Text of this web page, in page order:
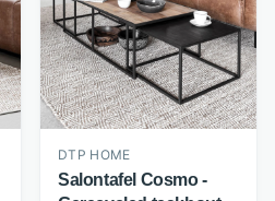
DTP HOME
Salontafel Cosmo -